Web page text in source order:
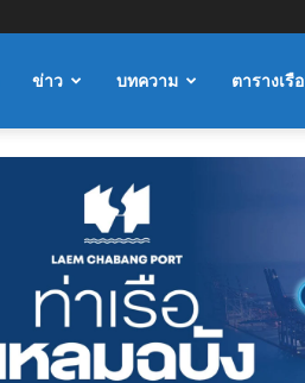
ข่าว บทความ ตารางเรือ